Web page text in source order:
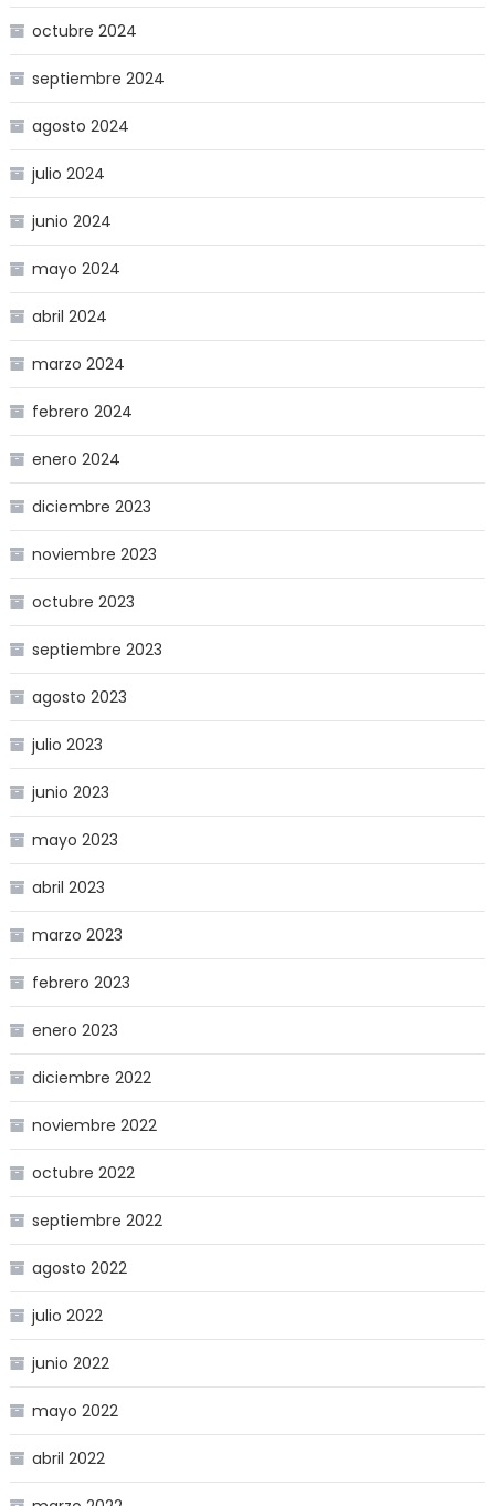
octubre 2024
septiembre 2024
agosto 2024
julio 2024
junio 2024
mayo 2024
abril 2024
marzo 2024
febrero 2024
enero 2024
diciembre 2023
noviembre 2023
octubre 2023
septiembre 2023
agosto 2023
julio 2023
junio 2023
mayo 2023
abril 2023
marzo 2023
febrero 2023
enero 2023
diciembre 2022
noviembre 2022
octubre 2022
septiembre 2022
agosto 2022
julio 2022
junio 2022
mayo 2022
abril 2022